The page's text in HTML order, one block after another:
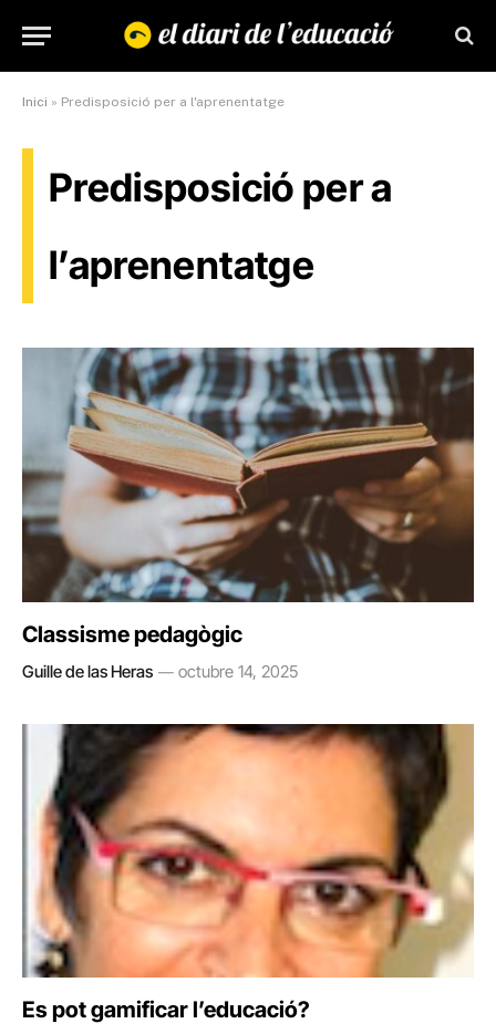
Inici » Predisposició per a l'aprenentatge
Predisposició per a
l’aprenentatge
Classisme pedagògic
Guille de las Heras octubre 14, 2025
Es pot gamificar l’educació?